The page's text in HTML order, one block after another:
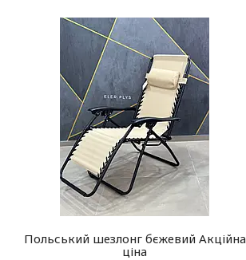
Польський шезлонг бєжевий Акційна
ціна